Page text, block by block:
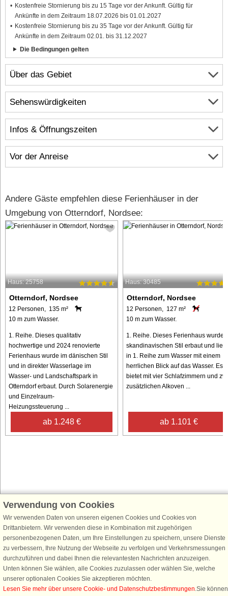
Über das Gebiet
Infos & Öffnungszeiten
Vor der Anreise
Kostenfreie Stornierung bis zu 15 Tage vor der Ankunft. Gültig für
Ankünfte in dem Zeitraum 18.07.2026 bis 01.01.2027
Kostenfreie Stornierung bis zu 35 Tage vor der Ankunft. Gültig für
Ankünfte in dem Zeitraum 02.01. bis 31.12.2027
Die Bedingungen gelten
Sehenswürdigkeiten
Andere Gäste empfehlen diese Ferienhäuser in der
Umgebung von Otterndorf, Nordsee:
Haus: 25758
Otterndorf, Nordsee
12 Personen, 135 m²
10 m zum Wasser.
1. Reihe. Dieses qualitativ
hochwertige und 2024 renovierte
Ferienhaus wurde im dänischen Stil
und in direkter Wasserlage im
Wasser- und Landschaftspark in
Otterndorf erbaut. Durch Solarenergie
und Einzelraum-
Heizungssteuerung ...
ab 1.248 €
Haus: 30485
Otterndorf, Nordsee
12 Personen, 127 m²
10 m zum Wasser.
1. Reihe. Dieses Ferienhaus wurde
skandinavischen Stil erbaut und liegt
in 1. Reihe zum Wasser mit einem
herrlichen Blick auf das Wasser. Es
bietet mit vier Schlafzimmern und
zusätzlichen Alkoven ...
ab 1.101 €
Schließen Sie sich 100.000 Ferienhaus-Fans an
Erhalten Sie einenWillkommensgutschein von 25 € für Ihren nächsten
Ferienhausurlaub - melden Sie sich einfach für den DanCenter Newsletter
an. Verpassen Sie nie wieder exklusive Angebote, Gewinnspiele und
Urlaubstipps!
Verwendung von Cookies
Wir verwenden Daten von unseren eigenen Cookies und Cookies von
Drittanbietern. Wir verwenden diese in Kombination mit zugehörigen
personenbezogenen Daten, um Ihre Einstellungen zu speichern, unsere Dienste
zu verbessern, Ihre Nutzung der Webseite zu verfolgen und Verkehrsmessungen
durchzuführen und dabei Ihnen die relevantesten Nachrichten anzuzeigen.
Unten können Sie wählen, alle Cookies zuzulassen oder wählen Sie, welche
unserer optionalen Cookies Sie akzeptieren möchten.
Lesen Sie mehr über unsere Cookie- und Datenschutzbestimmungen.Sie können